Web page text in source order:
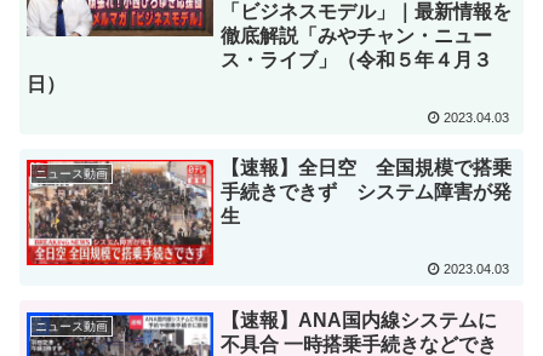
「ビジネスモデル」｜最新情報を
徹底解説「みやチャン・ニュー
ス・ライブ」（令和５年４月３
日）
2023.04.03
ニュース動画
【速報】全日空 全国規模で搭乗
手続きできず システム障害が発
生
2023.04.03
ニュース動画
【速報】ANA国内線システムに
不具合 一時搭乗手続きなどでき